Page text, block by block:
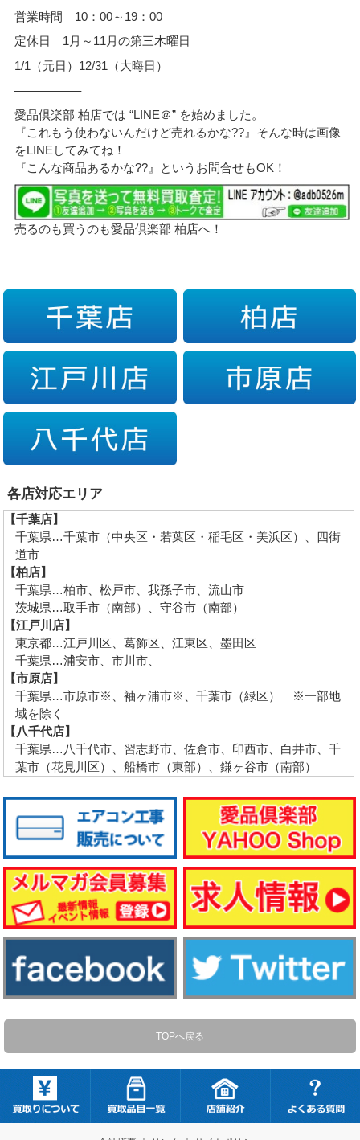
営業時間 10：00～19：00
定休日 1月～11月の第三木曜日
1/1（元日）12/31（大晦日）
—————–
愛品倶楽部 柏店では “LINE＠” を始めました。
『これもう使わないんだけど売れるかな??』そんな時は画像
をLINEしてみてね！
『こんな商品あるかな??』というお問合せもOK！
売るのも買うのも愛品倶楽部 柏店へ！
各店対応エリア
【千葉店】
千葉県…千葉市（中央区・若葉区・稲毛区・美浜区）、四街
道市
【柏店】
千葉県…柏市、松戸市、我孫子市、流山市
茨城県…取手市（南部）、守谷市（南部）
【江戸川店】
東京都…江戸川区、葛飾区、江東区、墨田区
千葉県…浦安市、市川市、
【市原店】
千葉県…市原市※、袖ヶ浦市※、千葉市（緑区） ※一部地
域を除く
【八千代店】
千葉県…八千代市、習志野市、佐倉市、印西市、白井市、千
葉市（花見川区）、船橋市（東部）、鎌ヶ谷市（南部）
TOPへ戻る